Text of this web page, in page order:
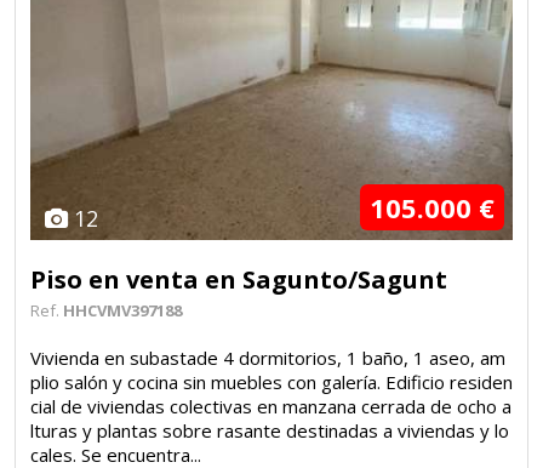
12 105.000 €
Piso en venta en Sagunto/Sagunt
Ref. HHCVMV397188
Vivienda en subastade 4 dormitorios, 1 baño, 1 aseo, am
plio salón y cocina sin muebles con galería. Edificio residen
cial de viviendas colectivas en manzana cerrada de ocho a
lturas y plantas sobre rasante destinadas a viviendas y lo
cales. Se encuentra...